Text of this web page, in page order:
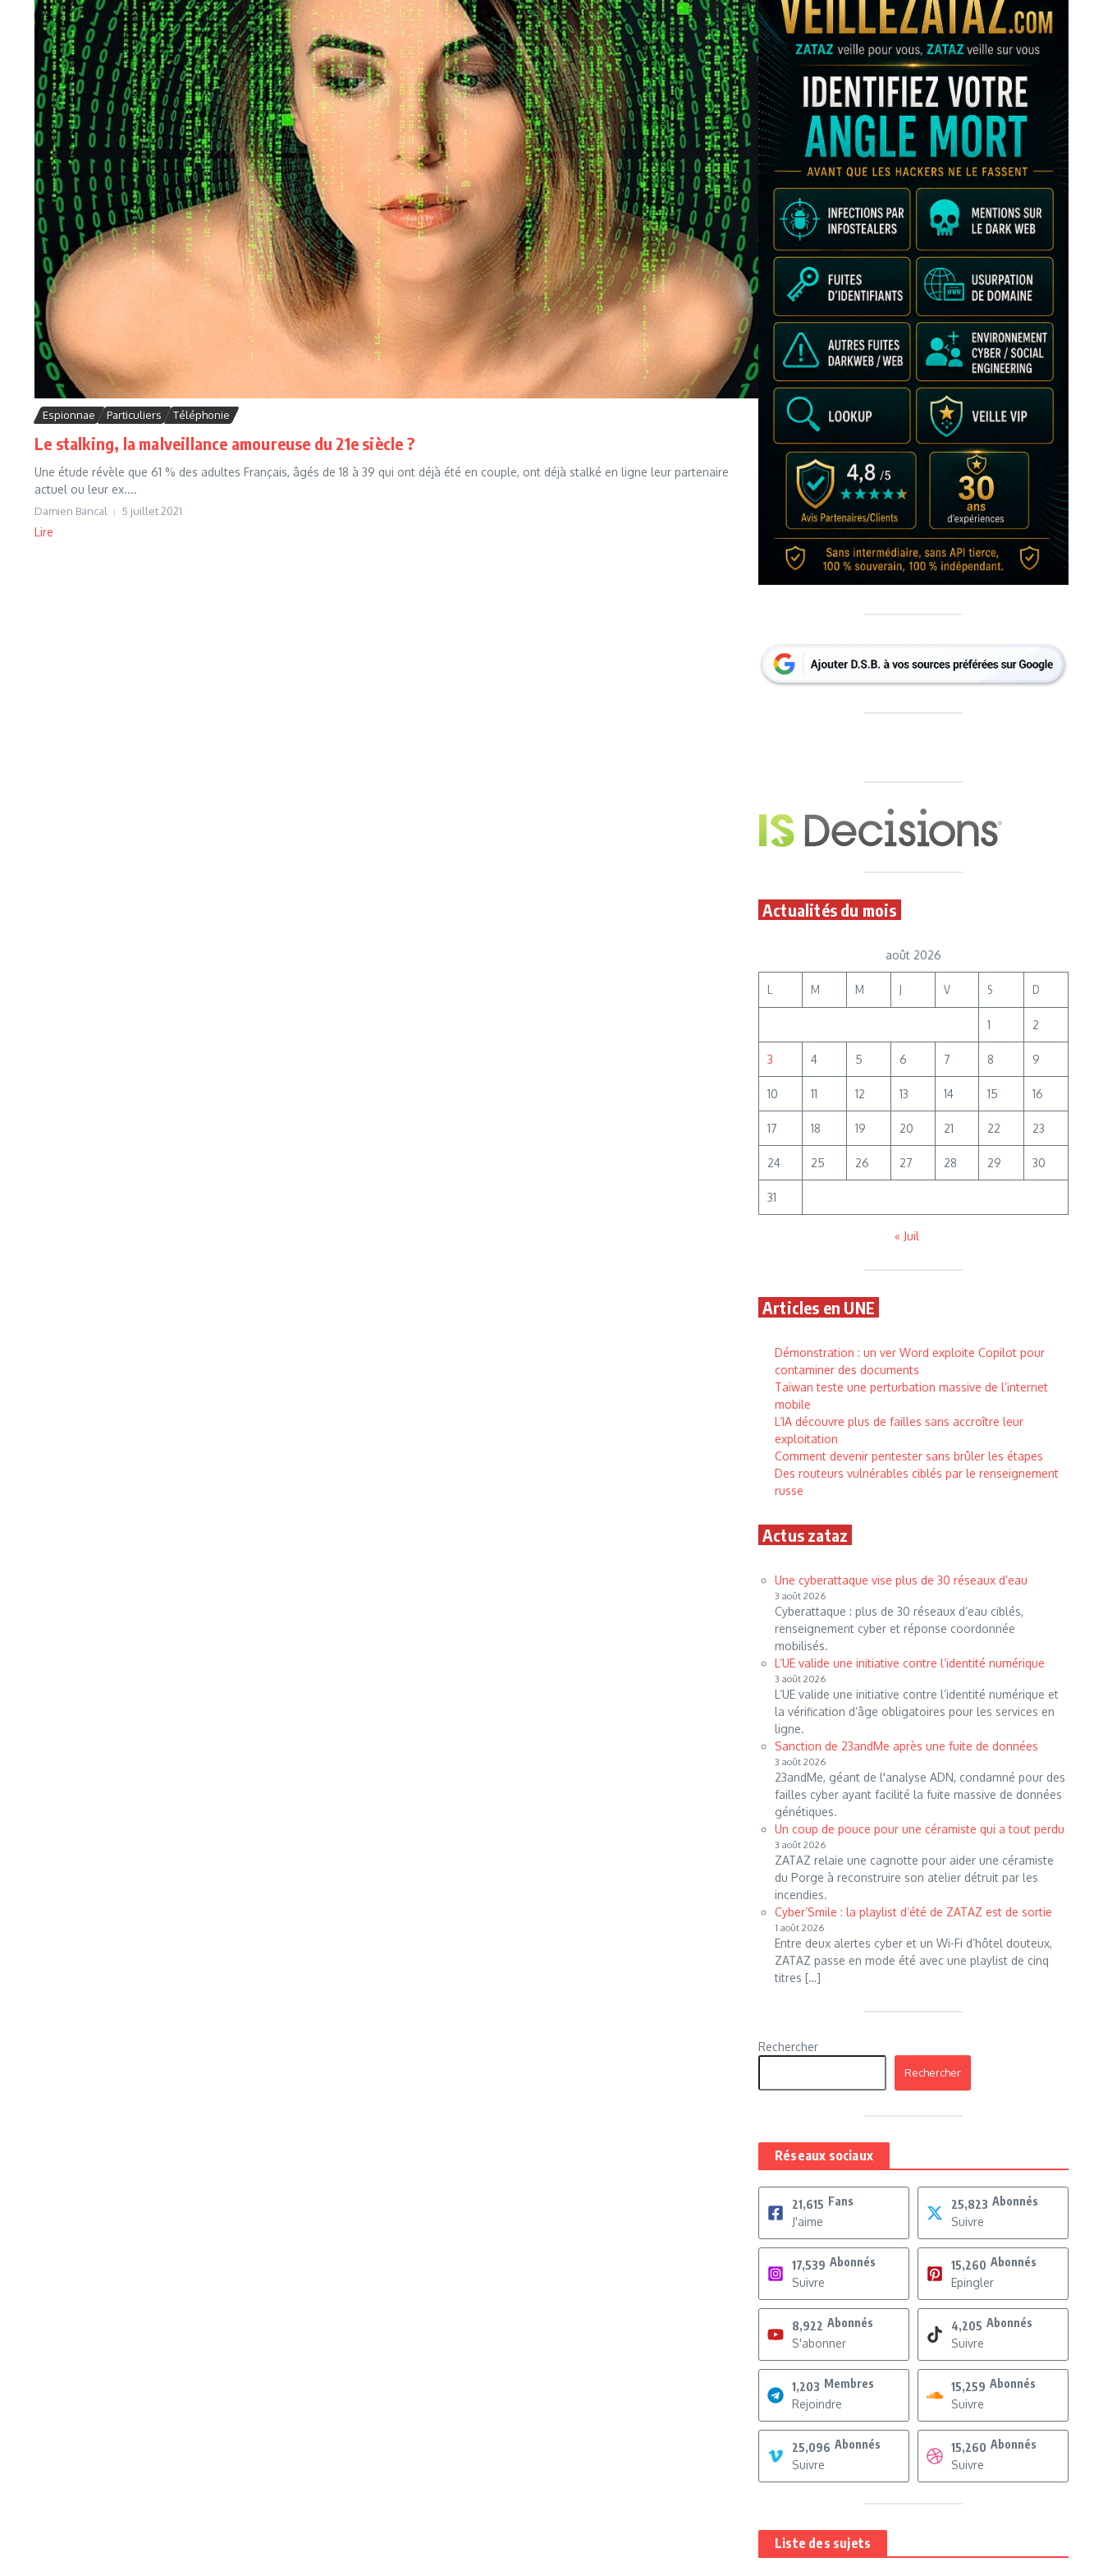
Espionnae Particuliers Téléphonie
Le stalking, la malveillance amoureuse du 21e siècle ?
Une étude révèle que 61 % des adultes Français, âgés de 18 à 39 qui ont déjà été en couple, ont déjà stalké en ligne leur partenaire
actuel ou leur ex....
Damien Bancal 5 juillet 2021
Lire
Actualités du mois
août 2026
L M M J V S D
1 2
3 4 5 6 7 8 9
10 11 12 13 14 15 16
17 18 19 20 21 22 23
24 25 26 27 28 29 30
31
« Juil
Articles en UNE
Démonstration : un ver Word exploite Copilot pour
contaminer des documents
Taïwan teste une perturbation massive de l’internet
mobile
L’IA découvre plus de failles sans accroître leur
exploitation
Comment devenir pentester sans brûler les étapes
Des routeurs vulnérables ciblés par le renseignement
russe
Actus zataz
Une cyberattaque vise plus de 30 réseaux d’eau
3 août 2026
Cyberattaque : plus de 30 réseaux d’eau ciblés,
renseignement cyber et réponse coordonnée
mobilisés.
L’UE valide une initiative contre l’identité numérique
3 août 2026
L’UE valide une initiative contre l’identité numérique et
la vérification d’âge obligatoires pour les services en
ligne.
Sanction de 23andMe après une fuite de données
3 août 2026
23andMe, géant de l'analyse ADN, condamné pour des
failles cyber ayant facilité la fuite massive de données
génétiques.
Un coup de pouce pour une céramiste qui a tout perdu
3 août 2026
ZATAZ relaie une cagnotte pour aider une céramiste
du Porge à reconstruire son atelier détruit par les
incendies.
Cyber’Smile : la playlist d’été de ZATAZ est de sortie
1 août 2026
Entre deux alertes cyber et un Wi-Fi d’hôtel douteux,
ZATAZ passe en mode été avec une playlist de cinq
titres […]
Rechercher
Rechercher
Réseaux sociaux
21,615 Fans
J'aime
25,823 Abonnés
Suivre
17,539 Abonnés
Suivre
15,260 Abonnés
Epingler
8,922 Abonnés
S'abonner
4,205 Abonnés
Suivre
1,203 Membres
Rejoindre
15,259 Abonnés
Suivre
25,096 Abonnés
Suivre
15,260 Abonnés
Suivre
Liste des sujets